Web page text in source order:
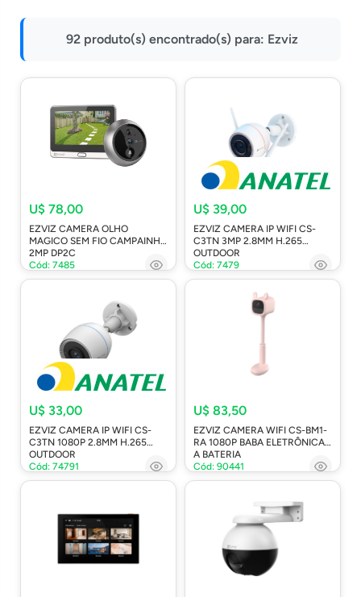
Onu Epon
Ubiquiti
Ferramentas-Tools
92 produto(s) encontrado(s) para: Ezviz
U$ 78,00
EZVIZ CAMERA OLHO
MAGICO SEM FIO CAMPAINHA
2MP DP2C
Cód: 7485
U$ 39,00
EZVIZ CAMERA IP WIFI CS-
C3TN 3MP 2.8MM H.265
OUTDOOR
Cód: 7479
U$ 33,00
EZVIZ CAMERA IP WIFI CS-
C3TN 1080P 2.8MM H.265
OUTDOOR
Cód: 74791
U$ 83,50
EZVIZ CAMERA WIFI CS-BM1-
RA 1080P BABA ELETRÔNICA
A BATERIA
Cód: 90441